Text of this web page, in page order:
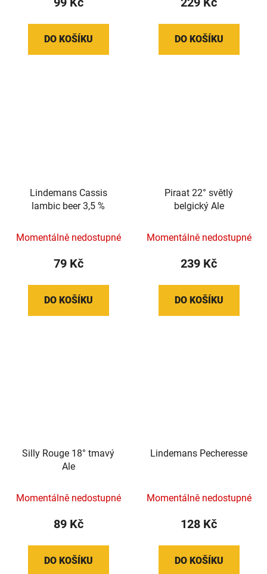
DO KOŠÍKU DO KOŠÍKU
Lindemans Cassis
lambic beer 3,5 %
Momentálně nedostupné
79 Kč
DO KOŠÍKU
Piraat 22° světlý
belgický Ale
Momentálně nedostupné
239 Kč
DO KOŠÍKU
Silly Rouge 18° tmavý
Ale
Momentálně nedostupné
89 Kč
DO KOŠÍKU
Lindemans Pecheresse
Momentálně nedostupné
128 Kč
DO KOŠÍKU